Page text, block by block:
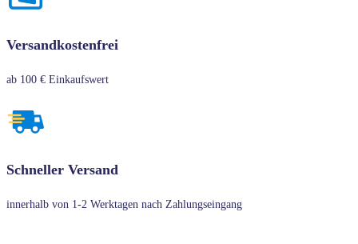
Versandkostenfrei
ab 100 € Einkaufswert
Schneller Versand
innerhalb von 1-2 Werktagen nach Zahlungseingang